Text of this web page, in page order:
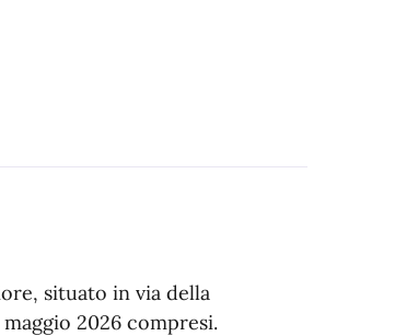
situato in via della
2026 compresi.